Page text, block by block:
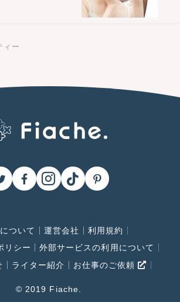
ィー
ついて 運営会社
利用規約
リシー
外部サービスの利用について
ライター紹介 お仕事のご依頼
© 2019 Fiache.